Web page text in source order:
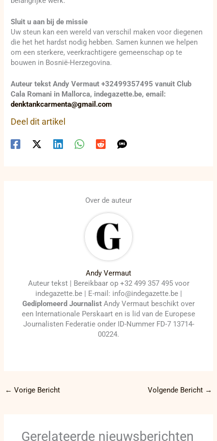
Sluit u aan bij de missie
Uw steun kan een wereld van verschil maken voor diegenen
die het het hardst nodig hebben. Samen kunnen we helpen
om een sterkere, veerkrachtigere gemeenschap op te
bouwen in Bosnië-Herzegovina.
Auteur tekst Andy Vermaut +32499357495 vanuit Club
Cala Romani in Mallorca, indegazette.be, email:
denktankcarmenta@gmail.com
Deel dit artikel
Over de auteur
Andy Vermaut
Auteur tekst | Bereikbaar op +32 499 357 495 voor
indegazette.be | E-mail: info@indegazette.be |
Gediplomeerd Journalist Andy Vermaut beschikt over
een Internationale Perskaart en is lid van de Europese
Journalisten Federatie onder ID-Nummer FD-7 13714-
00224.
← Vorige Bericht Volgende Bericht →
Gerelateerde nieuwsberichten